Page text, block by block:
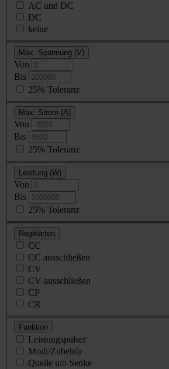
AC und DC
DC
keine
Max. Spannung (V)
Von
Bis
25% Toleranz
Max. Strom (A)
Von
Bis
25% Toleranz
Leistung (W)
Von
Bis
25% Toleranz
Regelarten
CC
CC ausschließen
CV
CV ausschließen
CP
CR
Funktion
Leistungspulser
Modi/Zubehör
Quelle u/o Senke